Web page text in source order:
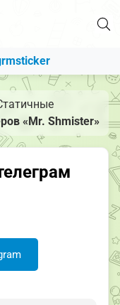
«Mr. Shmister»